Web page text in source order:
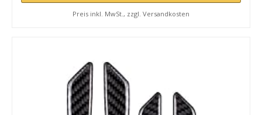
Preis inkl. MwSt., zzgl. Versandkosten